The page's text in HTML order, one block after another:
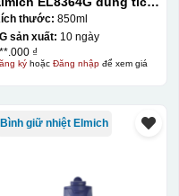
thước: 850ml
sản xuất: 10 ngày
₫
kýhoặc Đăng nhậpđể xem giá
Bình giữ nhiệt Elmich